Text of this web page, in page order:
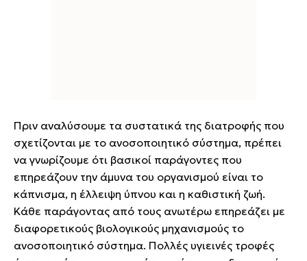
Πριν αναλύσουμε τα συστατικά της διατροφής που
σχετίζονται με το ανοσοποιητικό σύστημα, πρέπει
να γνωρίζουμε ότι βασικοί παράγοντες που
επηρεάζουν την άμυνα του οργανισμού είναι το
κάπνισμα, η έλλειψη ύπνου και η καθιστική ζωή.
Κάθε παράγοντας από τους ανωτέρω επηρεάζει με
διαφορετικούς βιολογικούς μηχανισμούς το
ανοσοποιητικό σύστημα. Πολλές υγιεινές τροφές